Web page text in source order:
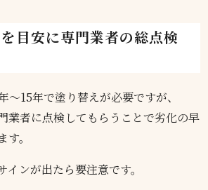
を目安に専門業者の総点検
〜15年で塗り替えが必要ですが、
業者に点検してもらうことで劣化の早
。
ンが出たら要注意です。